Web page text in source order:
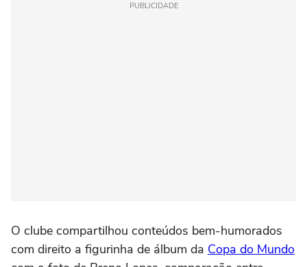
PUBLICIDADE
O clube compartilhou conteúdos bem-humorados
com direito a figurinha de álbum da Copa do Mundo